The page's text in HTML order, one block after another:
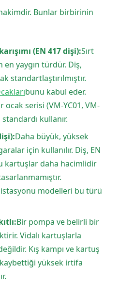
Bunlar birbirinin
(EN 417 dişi):Sırt
en yaygın türdür. Diş,
standartlaştırılmıştır.
bunu kabul eder.
ocak serisi (VM-YC01, VM-
kullanır.
Daha büyük, yüksek
için kullanılır. Diş, EN
kartuşlar daha hacimlidir
istasyonu modelleri bu türü
Bir pompa ve belirli bir
Vidalı kartuşlarla
Kış kampı ve kartuş
kaybettiği yüksek irtifa